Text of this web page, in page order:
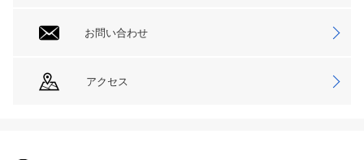
お問い合わせ
アクセス